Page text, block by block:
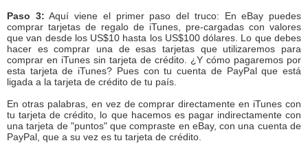
Paso 3: Aquí viene el primer paso del truco: En eBay puedes
comprar tarjetas de regalo de iTunes, pre-cargadas con valores
que van desde los US$10 hasta los US$100 dólares. Lo que debes
hacer es comprar una de esas tarjetas que utilizaremos para
comprar en iTunes sin tarjeta de crédito. ¿Y cómo pagaremos por
esta tarjeta de iTunes? Pues con tu cuenta de PayPal que está
ligada a la tarjeta de crédito de tu país.
En otras palabras, en vez de comprar directamente en iTunes con
tu tarjeta de crédito, lo que hacemos es pagar indirectamente con
una tarjeta de "puntos" que compraste en eBay, con una cuenta de
PayPal, que a su vez es tu tarjeta de crédito.